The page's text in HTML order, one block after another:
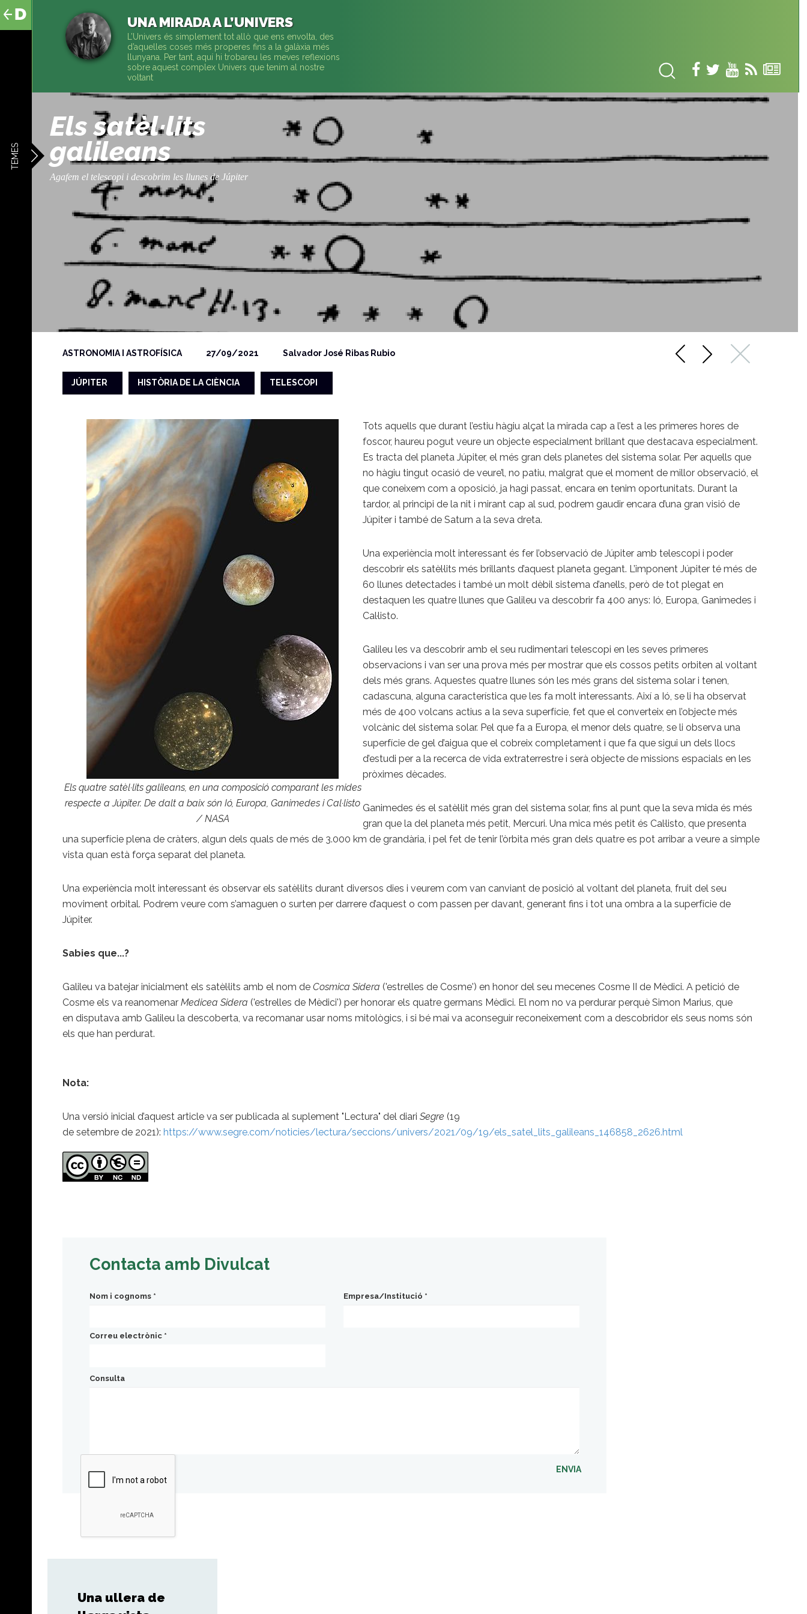
contingut
TEMES
UNA MIRADA A L’UNIVERS
L’Univers és simplement tot allò que ens envolta, des
d’aquelles coses més properes fins a la galàxia més
llunyana. Per tant, aquí hi trobareu les meves reflexions
sobre aquest complex Univers que tenim al nostre
voltant
Els satèl·lits
galileans
Agafem el telescopi i descobrim les llunes de Júpiter
ASTRONOMIA I ASTROFÍSICA 27/09/2021 Salvador José Ribas Rubio
JÚPITER HISTÒRIA DE LA CIÈNCIA TELESCOPI
Els quatre satèl·lits galileans, en una composició comparant les mides
respecte a Júpiter. De dalt a baix són Ió, Europa, Ganimedes i Cal·listo
/ NASA
Tots aquells que durant l’estiu hàgiu alçat la mirada cap a l’est a les primeres hores de
foscor, haureu pogut veure un objecte especialment brillant que destacava especialment.
Es tracta del planeta Júpiter, el més gran dels planetes del sistema solar. Per aquells que
no hàgiu tingut ocasió de veure’l, no patiu, malgrat que el moment de millor observació, el
que coneixem com a oposició, ja hagi passat, encara en tenim oportunitats. Durant la
tardor, al principi de la nit i mirant cap al sud, podrem gaudir encara d’una gran visió de
Júpiter i també de Saturn a la seva dreta.
Una experiència molt interessant és fer l’observació de Júpiter amb telescopi i poder
descobrir els satèl·lits més brillants d’aquest planeta gegant. L’imponent Júpiter té més de
60 llunes detectades i també un molt dèbil sistema d’anells, però de tot plegat en
destaquen les quatre llunes que Galileu va descobrir fa 400 anys: Ió, Europa, Ganimedes i
Cal·listo.
Galileu les va descobrir amb el seu rudimentari telescopi en les seves primeres
observacions i van ser una prova més per mostrar que els cossos petits orbiten al voltant
dels més grans. Aquestes quatre llunes són les més grans del sistema solar i tenen,
cadascuna, alguna característica que les fa molt interessants. Així a Ió, se li ha observat
més de 400 volcans actius a la seva superfície, fet que el converteix en l’objecte més
volcànic del sistema solar. Pel que fa a Europa, el menor dels quatre, se li observa una
superfície de gel d’aigua que el cobreix completament i que fa que sigui un dels llocs
d’estudi per a la recerca de vida extraterrestre i serà objecte de missions espacials en les
pròximes dècades.
Ganimedes és el satèl·lit més gran del sistema solar, fins al punt que la seva mida és més
gran que la del planeta més petit, Mercuri. Una mica més petit és Cal·listo, que presenta
una superfície plena de cràters, algun dels quals de més de 3.000 km de grandària, i pel fet de tenir l’òrbita més gran dels quatre es pot arribar a veure a simple
vista quan està força separat del planeta.
Una experiència molt interessant és observar els satèl·lits durant diversos dies i veurem com van canviant de posició al voltant del planeta, fruit del seu
moviment orbital. Podrem veure com s’amaguen o surten per darrere d’aquest o com passen per davant, generant fins i tot una ombra a la superfície de
Júpiter.
Sabies que...?
Galileu va batejar inicialment els satèl·lits amb el nom deCosmica Sidera ('estrelles de Cosme') en honor del seu mecenes Cosme II de Mèdici. A petició de
Cosme els va reanomenarMedicea Sidera ('estrelles de Mèdici') per honorar els quatre germans Mèdici. El nom no va perdurar perquè Simon Marius, que
en disputava amb Galileu la descoberta, va recomanar usar noms mitològics, i si bé mai va aconseguir reconeixement com a descobridor els seus noms són
els que han perdurat.
Nota:
Una versió inicial d’aquest article va ser publicada al suplement "Lectura" del diariSegre(19
de setembre de 2021): https://www.segre.com/noticies/lectura/seccions/univers/2021/09/19/els_satel_lits_galileans_146858_2626.html
Contacta amb Divulcat
Nom i cognoms * Empresa/Institució *
Correu electrònic *
Consulta
ENVIA
Una ullera de